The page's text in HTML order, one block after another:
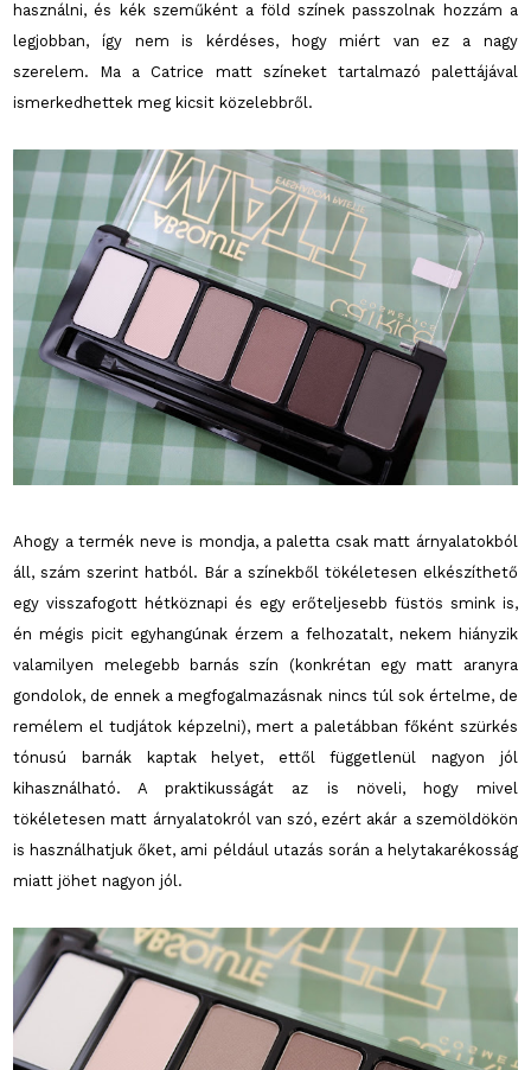
használni, és kék szeműként a föld színek passzolnak hozzám a
legjobban, így nem is kérdéses, hogy miért van ez a nagy
szerelem. Ma a Catrice matt színeket tartalmazó palettájával
ismerkedhettek meg kicsit közelebbről.
Ahogy a termék neve is mondja, a paletta csak matt árnyalatokból
áll, szám szerint hatból. Bár a színekből tökéletesen elkészíthető
egy visszafogott hétköznapi és egy erőteljesebb füstös smink is,
én mégis picit egyhangúnak érzem a felhozatalt, nekem hiányzik
valamilyen melegebb barnás szín (konkrétan egy matt aranyra
gondolok, de ennek a megfogalmazásnak nincs túl sok értelme, de
remélem el tudjátok képzelni), mert a paletábban főként szürkés
tónusú barnák kaptak helyet, ettől függetlenül nagyon jól
kihasználható. A praktikusságát az is növeli, hogy mivel
tökéletesen matt árnyalatokról van szó, ezért akár a szemöldökön
is használhatjuk őket, ami például utazás során a helytakarékosság
miatt jöhet nagyon jól.